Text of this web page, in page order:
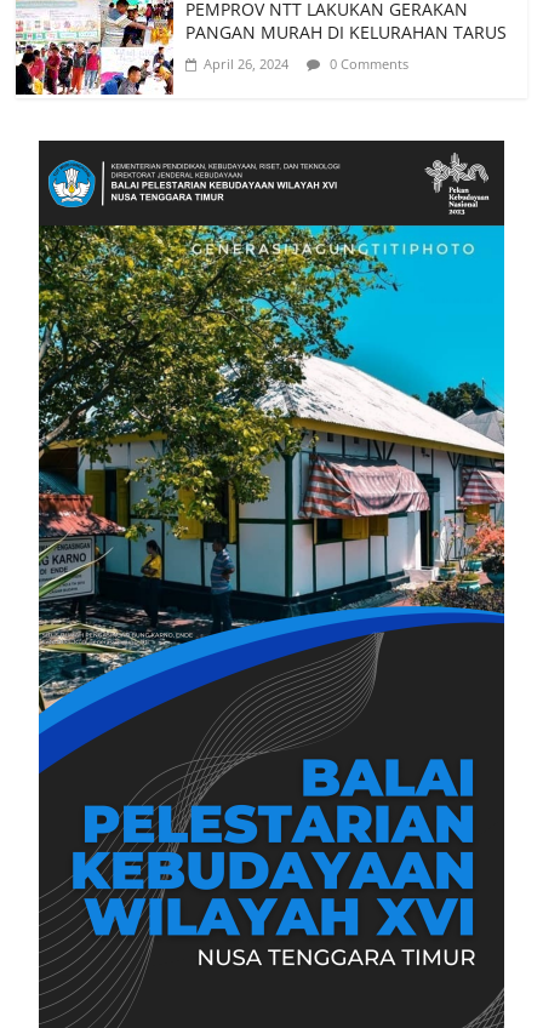
PEMPROV NTT LAKUKAN GERAKAN
PANGAN MURAH DI KELURAHAN TARUS
April 26, 2024 0 Comments